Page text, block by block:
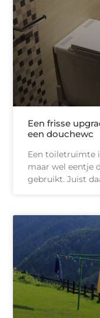
Een frisse
een douchewc
Een toiletruimte
maar wel eentje
gebruikt. Juist